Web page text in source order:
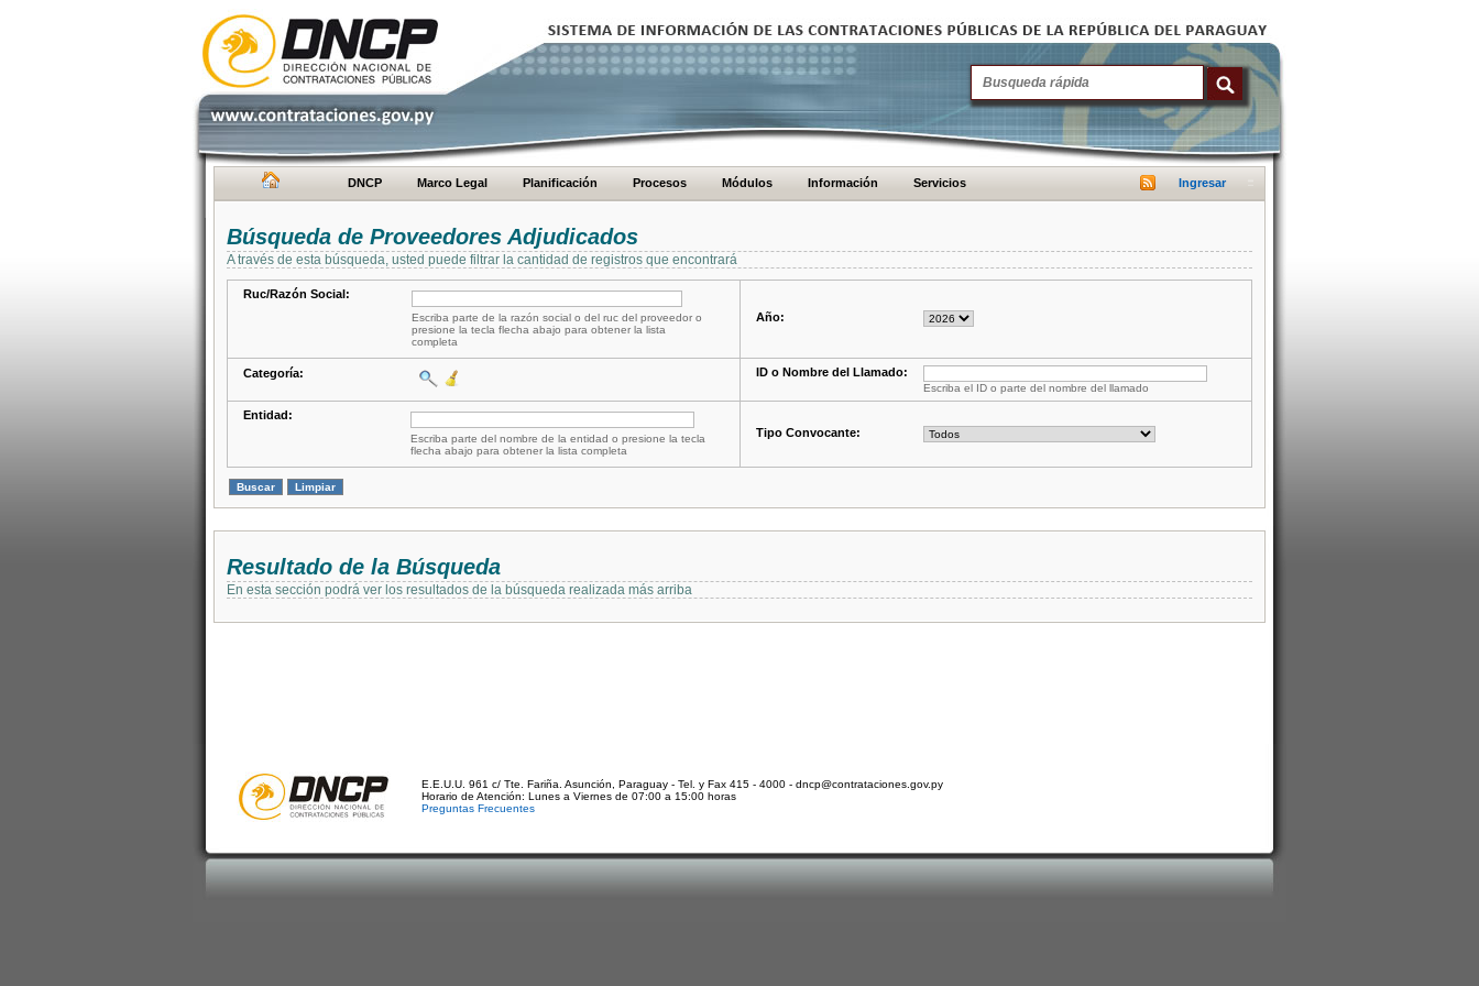
DNCP Marco Legal Planificación Procesos Módulos Información Servicios Ingresar
Búsqueda de Proveedores Adjudicados
A través de esta búsqueda, usted puede filtrar la cantidad de registros que encontrará
Ruc/Razón Social:
Escriba parte de la razón social o del ruc del proveedor o
presione la tecla flecha abajo para obtener la lista
completa
Año:
Categoría: ID o Nombre del Llamado:
Escriba el ID o parte del nombre del llamado
Entidad:
Escriba parte del nombre de la entidad o presione la tecla
flecha abajo para obtener la lista completa
Tipo Convocante:
Resultado de la Búsqueda
En esta sección podrá ver los resultados de la búsqueda realizada más arriba
E.E.U.U. 961 c/ Tte. Fariña. Asunción, Paraguay - Tel. y Fax 415 - 4000 - dncp@contrataciones.gov.py
Horario de Atención: Lunes a Viernes de 07:00 a 15:00 horas
Preguntas Frecuentes